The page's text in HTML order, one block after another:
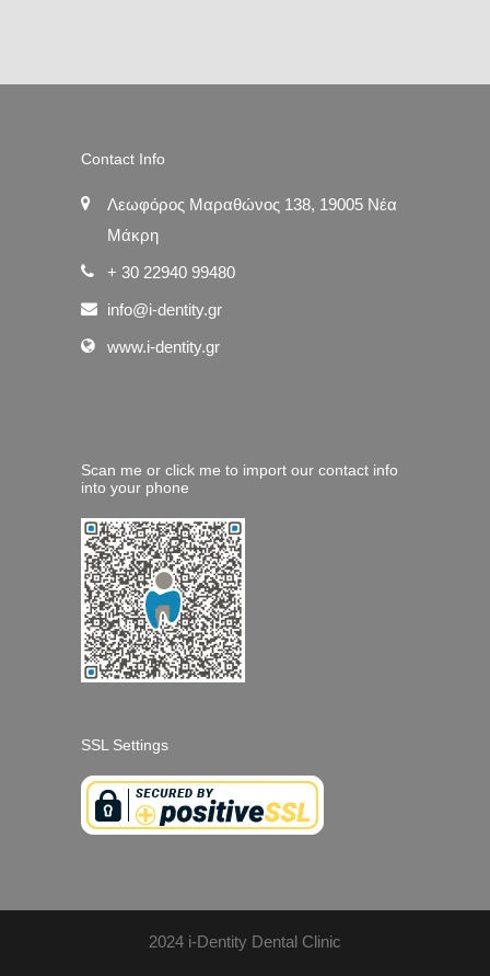
Contact Info
Λεωφόρος Μαραθώνος 138, 19005 Νέα
Μάκρη
+ 30 22940 99480
info@i-dentity.gr
www.i-dentity.gr
Scan me or click me to import our contact info
into your phone
SSL Settings
2024 i-Dentity Dental Clinic